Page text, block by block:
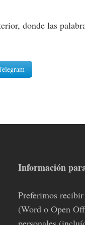
donde las
Información
Preferimos
(Word o Open